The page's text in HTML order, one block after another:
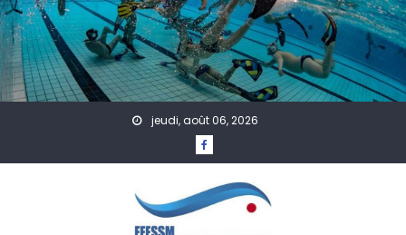
Skip to content
jeudi, août 06, 2026